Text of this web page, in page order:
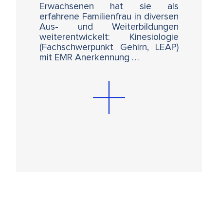
Bezug auf Raum, Gleichgewicht,
Aufrichtung und Bewegungsmuster
Dieser Kurs ist der Einführungskurs für das 4-
teilige Spezialtraining mit Sônia Gomes:
Erwachsenen hat sie als
erfahrene Familienfrau in diversen
Aus- und Weiterbildungen
weiterentwickelt: Kinesiologie
(Fachschwerpunkt Gehirn, LEAP)
mit EMR Anerkennung …